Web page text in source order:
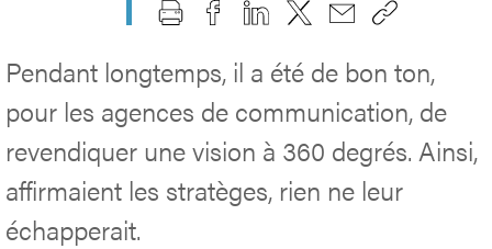
Pendant longtemps, il a été de bon ton,
pour les agences de communication, de
revendiquer une vision à 360 degrés. Ainsi,
affirmaient les stratèges, rien ne leur
échapperait.